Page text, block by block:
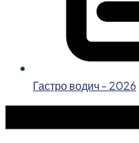
Гастро водич - 2026